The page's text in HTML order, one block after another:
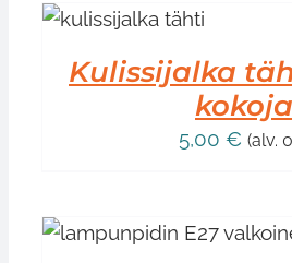
Kulissijalka
kokoja
5,00 € (alv.